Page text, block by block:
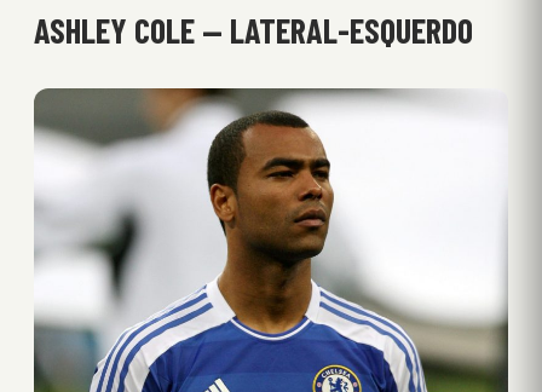
ASHLEY COLE — LATERAL-ESQUERDO